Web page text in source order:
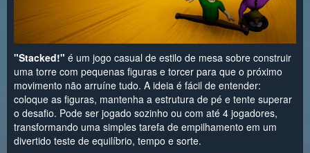
"Stacked!" é um jogo casual de estilo de mesa sobre construir
uma torre com pequenas figuras e torcer para que o próximo
movimento não arruíne tudo. A ideia é fácil de entender:
coloque as figuras, mantenha a estrutura de pé e tente superar
o desafio. Pode ser jogado sozinho ou com até 4 jogadores,
transformando uma simples tarefa de empilhamento em um
divertido teste de equilíbrio, tempo e sorte.